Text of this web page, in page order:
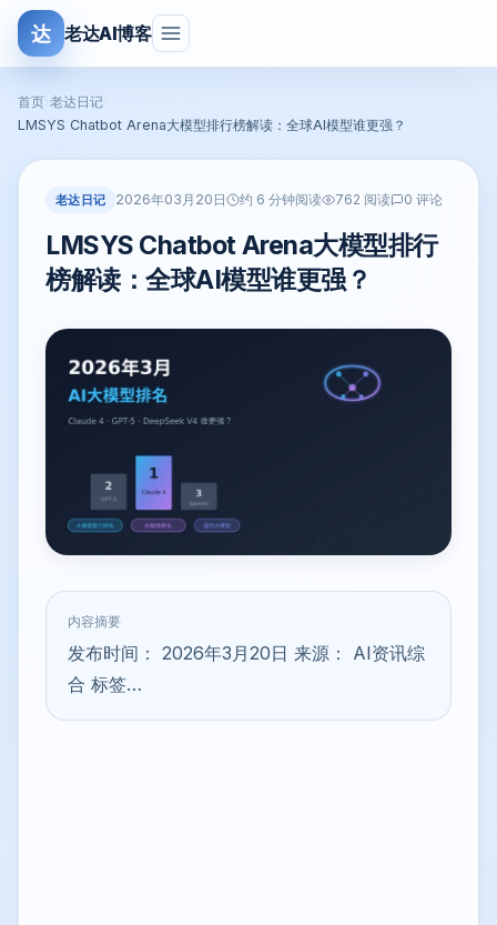
达 老达AI博客
首页 老达日记
LMSYS Chatbot Arena大模型排行榜解读：全球AI模型谁更强？
老达日记 2026年03月20日 约 6 分钟阅读 762 阅读 0 评论
LMSYS Chatbot Arena大模型排行
榜解读：全球AI模型谁更强？
内容摘要
发布时间： 2026年3月20日 来源： AI资讯综
合 标签…